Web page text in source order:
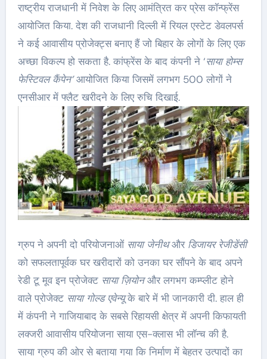
राष्ट्रीय राजधानी में निवेश के लिए आमंत्रित कर प्रेस कॉन्फ्रेंस
आयोजित किया. देश की राजधानी दिल्ली में रियल एस्टेट डेवलपर्स
ने कई आवासीय प्रोजेक्ट्स बनाए हैं जो बिहार के लोगों के लिए एक
अच्छा विकल्प हो सकता है. कांफ्रेंस के बाद कंपनी ने ‘साया होम्स
फेस्टिवल कैंपेन’आयोजित किया जिसमें लगभग 500 लोगों ने
एनसीआर में फ्लैट खरीदने के लिए रुचि दिखाई.
ग्रुप ने अपनी दो परियोजनाओं साया जेनीथऔर डिजायर रेजीडेंसी
को सफलतापूर्वक घर खरीदारों को उनका घर सौंपने के बाद अपने
रेडी टू मूव इन प्रोजेक्ट साया ज़ियोनऔर लगभग कम्प्लीट होने
वाले प्रोजेक्टसाया गोल्ड एवेन्यूके बारे में भी जानकारी दी. हाल ही
में कंपनी ने गाजियाबाद के सबसे रिहायसी क्षेत्र में अपनी किफायती
लक्जरी आवासीय परियोजना साया एस-क्लास भी लॉन्च की है.
साया ग्रुप की ओर से बताया गया कि निर्माण में बेहतर उत्पादों का